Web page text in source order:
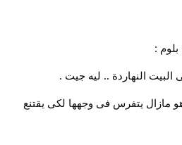
:
النهاردة .. ليه جيت .
هو مازال يتفرس فى وجهها لكى يقتنع